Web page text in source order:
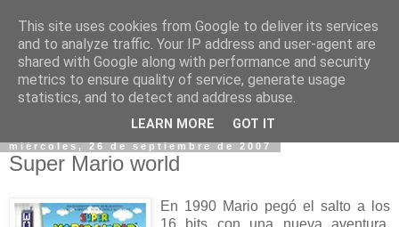
miércoles, 26 de septiembre de 2007
Super Mario world
En 1990 Mario pegó el salto a los
16 bits con una nueva aventura,
This site uses cookies from Google to deliver its services
and to analyze traffic. Your IP address and user-agent are
shared with Google along with performance and security
metrics to ensure quality of service, generate usage
statistics, and to detect and address abuse.
LEARN MORE GOT IT